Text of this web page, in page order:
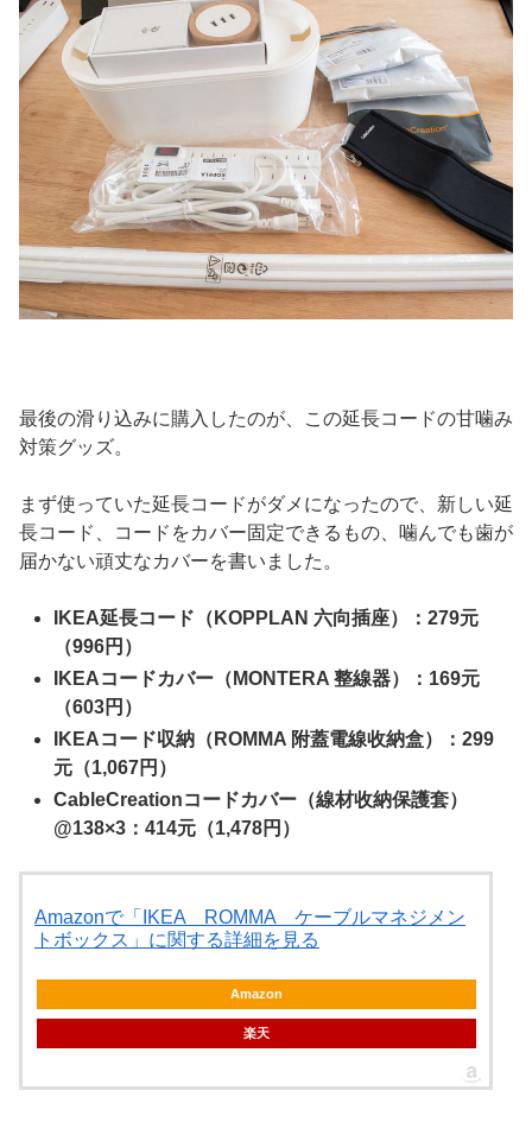
最後の滑り込みに購入したのが、この延長コードの甘噛み
対策グッズ。
まず使っていた延長コードがダメになったので、新しい延
長コード、コードをカバー固定できるもの、噛んでも歯が
届かない頑丈なカバーを書いました。
IKEA延長コード（KOPPLAN 六向插座）：279元
（996円）
IKEAコードカバー（MONTERA 整線器）：169元
（603円）
IKEAコード収納（ROMMA 附蓋電線收納盒）：299
元（1,067円）
CableCreationコードカバー（線材收納保護套）
@138×3：414元（1,478円）
Amazonで「IKEA ROMMA ケーブルマネジメン
トボックス」に関する詳細を見る
Amazon
楽天